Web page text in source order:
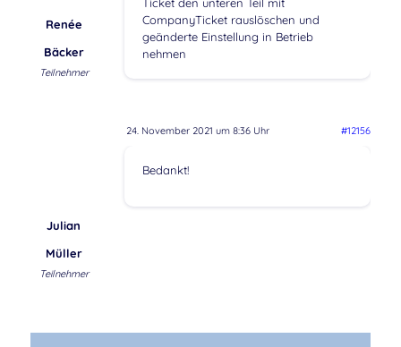
Renée
Bäcker
Teilnehmer
Ticket den unteren Teil mit
CompanyTicket rauslöschen und
geänderte Einstellung in Betrieb
nehmen
24. November 2021 um 8:36 Uhr #12156
Julian
Müller
Teilnehmer
Bedankt!